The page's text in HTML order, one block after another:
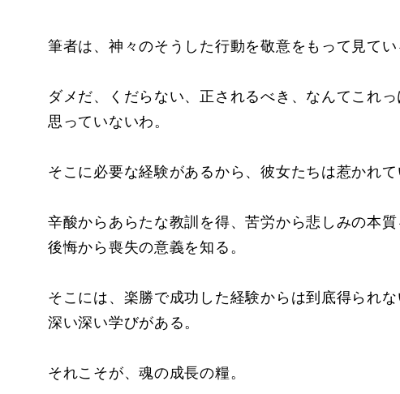
筆者は、神々のそうした行動を敬意をもって見てい
ダメだ、くだらない、正されるべき、なんてこれっ
思っていないわ。
そこに必要な経験があるから、彼女たちは惹かれて
辛酸からあらたな教訓を得、苦労から悲しみの本質
後悔から喪失の意義を知る。
そこには、楽勝で成功した経験からは到底得られな
深い深い学びがある。
それこそが、魂の成長の糧。